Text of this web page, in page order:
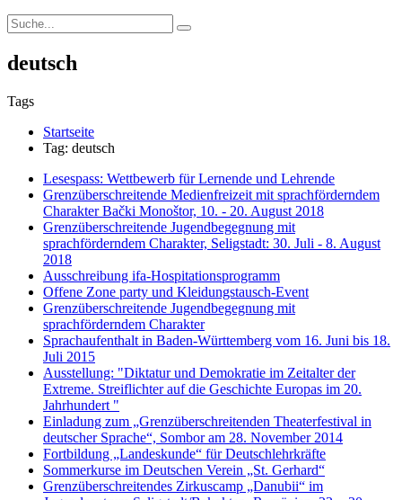
deutsch
Tags
Startseite
Tag: deutsch
Lesespass: Wettbewerb für Lernende und Lehrende
Grenzüberschreitende Medienfreizeit mit sprachförderndem
Charakter Bački Monoštor, 10. - 20. August 2018
Grenzüberschreitende Jugendbegegnung mit
sprachförderndem Charakter, Seligstadt: 30. Juli - 8. August
2018
Ausschreibung ifa-Hospitationsprogramm
Offene Zone party und Kleidungstausch-Event
Grenzüberschreitende Jugendbegegnung mit
sprachförderndem Charakter
Sprachaufenthalt in Baden-Württemberg vom 16. Juni bis 18.
Juli 2015
Ausstellung: "Diktatur und Demokratie im Zeitalter der
Extreme. Streiflichter auf die Geschichte Europas im 20.
Jahrhundert "
Einladung zum „Grenzüberschreitenden Theaterfestival in
deutscher Sprache“, Sombor am 28. November 2014
Fortbildung „Landeskunde“ für Deutschlehrkräfte
Sommerkurse im Deutschen Verein „St. Gerhard“
Grenzüberschreitendes Zirkuscamp „Danubii“ im